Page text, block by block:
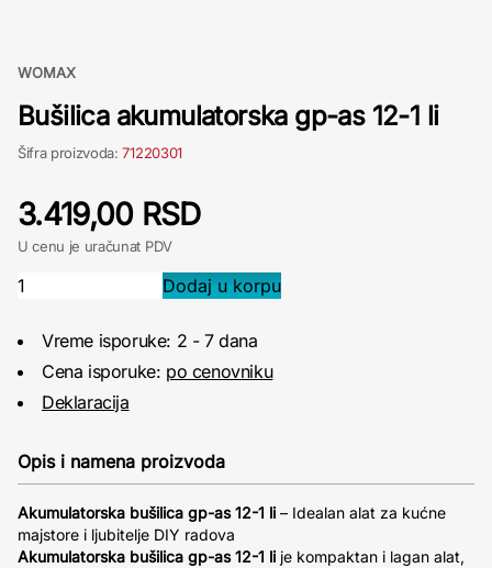
WOMAX
Bušilica akumulatorska gp-as 12-1 li
Šifra proizvoda:71220301
3.419,00 RSD
U cenu je uračunat PDV
Vreme isporuke: 2 - 7 dana
Cena isporuke: po cenovniku
Deklaracija
Opis i namena proizvoda
Akumulatorska bušilica gp-as 12-1 li – Idealan alat za kućne
majstore i ljubitelje DIY radova
Akumulatorska bušilica gp-as 12-1 li je kompaktan i lagan alat,